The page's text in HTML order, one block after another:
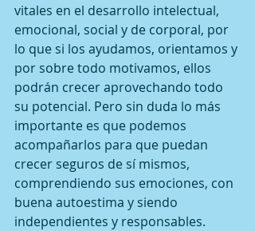
vitales en el desarrollo intelectual,
emocional, social y de corporal, por
lo que si los ayudamos, orientamos y
por sobre todo motivamos, ellos
podrán crecer aprovechando todo
su potencial. Pero sin duda lo más
importante es que podemos
acompañarlos para que puedan
crecer seguros de sí mismos,
comprendiendo sus emociones, con
buena autoestima y siendo
independientes y responsables.